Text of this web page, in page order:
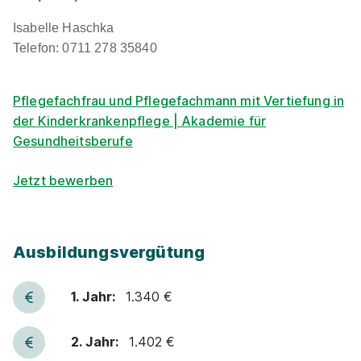
Pflegefachfrau / Pflegefachmann Vertiefung
01.10.2026
90%
Eignung
Isabelle Haschka
Telefon: 0711 278 35840
Pflegefachfrau und Pflegefachmann mit Vertiefung in
der Kinderkrankenpflege | Akademie für
Gesundheitsberufe
Jetzt bewerben
Ausbildungsvergütung
1. Jahr: 1.340 €
2. Jahr: 1.402 €